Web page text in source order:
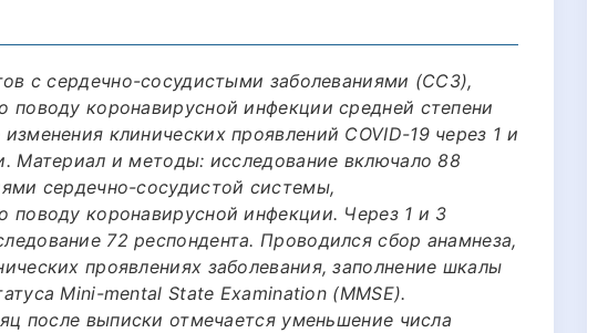
с сердечно-сосудистыми заболеваниями (ССЗ),
поводу коронавирусной инфекции средней степени
клинических проявлений СOVID-19 через 1 и
Материал и методы: исследование включало 88
сердечно-сосудистой системы,
поводу коронавирусной инфекции. Через 1 и 3
72 респондента. Проводился сбор анамнеза,
проявлениях заболевания, заполнение шкалы
Mini-mental State Examination (MMSE).
после выписки отмечается уменьшение числа